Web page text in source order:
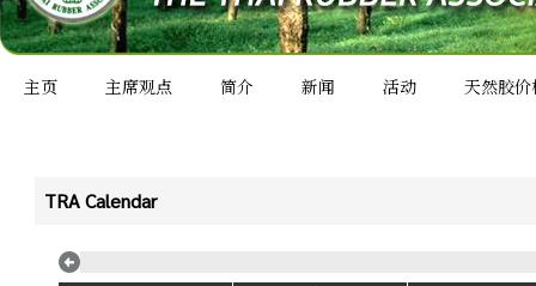
主页 主席观点 简介 新闻 活动 天然胶价
TRA Calendar